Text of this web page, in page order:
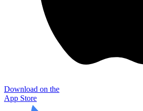
Download on the
App Store